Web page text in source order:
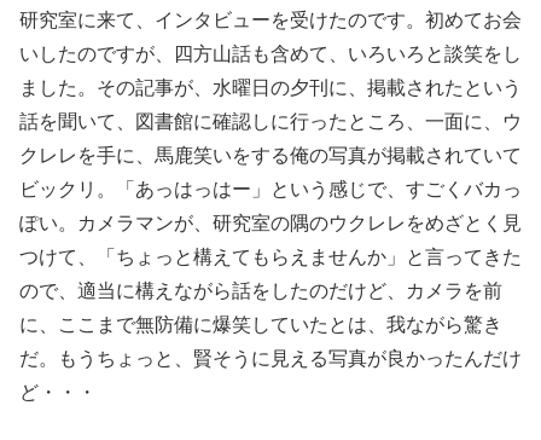
研究室に来て、インタビューを受けたのです。初めてお会
いしたのですが、四方山話も含めて、いろいろと談笑をし
ました。その記事が、水曜日の夕刊に、掲載されたという
話を聞いて、図書館に確認しに行ったところ、一面に、ウ
クレレを手に、馬鹿笑いをする俺の写真が掲載されていて
ビックリ。「あっはっはー」という感じで、すごくバカっ
ぽい。カメラマンが、研究室の隅のウクレレをめざとく見
つけて、「ちょっと構えてもらえませんか」と言ってきた
ので、適当に構えながら話をしたのだけど、カメラを前
に、ここまで無防備に爆笑していたとは、我ながら驚き
だ。もうちょっと、賢そうに見える写真が良かったんだけ
ど・・・